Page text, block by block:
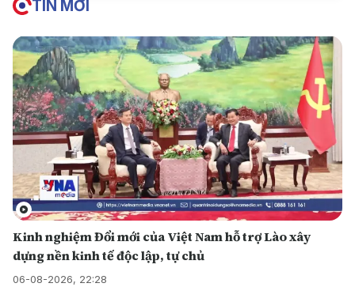
TIN MỚI
Kinh nghiệm Đổi mới của Việt Nam hỗ trợ Lào xây
dựng nền kinh tế độc lập, tự chủ
06-08-2026, 22:28